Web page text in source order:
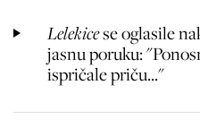
Lelekicese oglasile
jasnu poruku:
ispričale priču..."